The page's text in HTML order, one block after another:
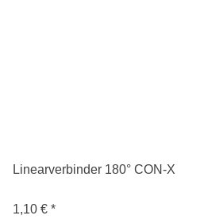
Linearverbinder 180° CON-X
1,10 € *